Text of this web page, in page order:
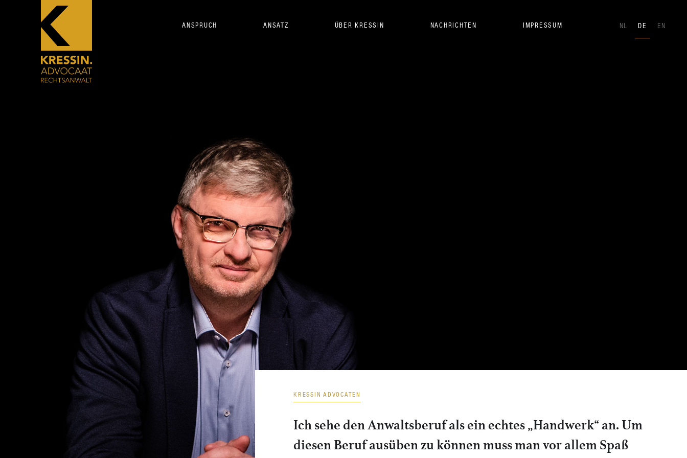
ANSPRUCH ANSATZ ÜBER KRESSIN NACHRICHTEN IMPRESSUM NL DE EN
KRESSIN ADVOCATEN
Ich sehe den Anwaltsberuf als ein echtes „Handwerk“ an. Um
diesen Beruf ausüben zu können muss man vor allem Spaß